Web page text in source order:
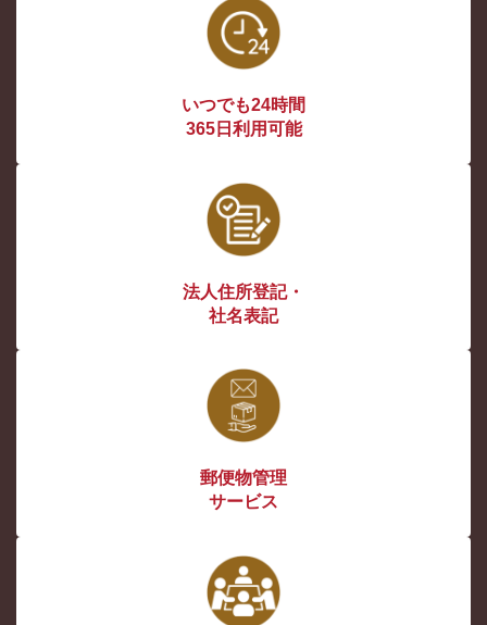
いつでも24時間
365日利用可能
法人住所登記・
社名表記
郵便物管理
サービス